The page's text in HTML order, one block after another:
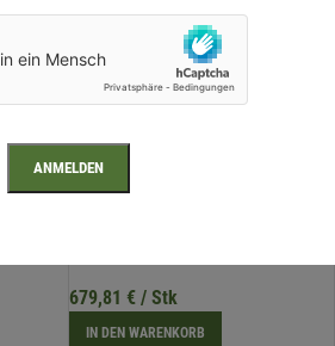
679,81 €/ Stk
IN DEN WARENKORB